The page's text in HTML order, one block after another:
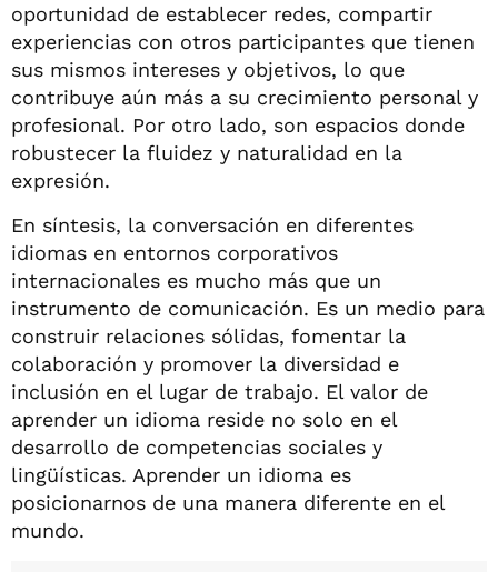
oportunidad de establecer redes, compartir
experiencias con otros participantes que tienen
sus mismos intereses y objetivos, lo que
contribuye aún más a su crecimiento personal y
profesional. Por otro lado, son espacios donde
robustecer la fluidez y naturalidad en la
expresión.
En síntesis, la conversación en diferentes
idiomas en entornos corporativos
internacionales es mucho más que un
instrumento de comunicación. Es un medio para
construir relaciones sólidas, fomentar la
colaboración y promover la diversidad e
inclusión en el lugar de trabajo. El valor de
aprender un idioma reside no solo en el
desarrollo de competencias sociales y
lingüísticas. Aprender un idioma es
posicionarnos de una manera diferente en el
mundo.